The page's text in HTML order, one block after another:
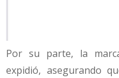
Por su parte, la
expidió, asegurando